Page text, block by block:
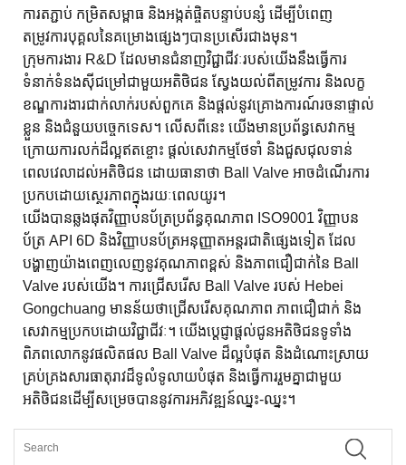
ការតភ្ជាប់ កម្រិតសម្ពាធ និងអង្កត់ផ្ចិតបន្ទាប់បន្សំ ដើម្បីបំពេញ
តម្រូវការបុគ្គលនៃគម្រោងផ្សេងៗបានប្រសើរជាងមុន។
ក្រុមការងារ R&D ដែលមានជំនាញវិជ្ជាជីវៈរបស់យើងនឹងធ្វើការ
ទំនាក់ទំនងស៊ីជម្រៅជាមួយអតិថិជន ស្វែងយល់ពីតម្រូវការ និងលក្ខ
ខណ្ឌការងារជាក់លាក់របស់ពួកគេ និងផ្តល់នូវគ្រោងការណ៍រចនាផ្ទាល់
ខ្លួន និងជំនួយបច្ចេកទេស។ លើសពីនេះ យើងមានប្រព័ន្ធសេវាកម្ម
ក្រោយការលក់ដ៏ល្អឥតខ្ចោះ ផ្តល់សេវាកម្មថែទាំ និងជួសជុលទាន់
ពេលវេលាដល់អតិថិជន ដោយធានាថា Ball Valve អាចដំណើរការ
ប្រកបដោយស្ថេរភាពក្នុងរយៈពេលយូរ។
យើងបានឆ្លងផុតវិញ្ញាបនប័ត្រប្រព័ន្ធគុណភាព ISO9001 វិញ្ញាបន
ប័ត្រ API 6D និងវិញ្ញាបនប័ត្រអនុញ្ញាតអន្តរជាតិផ្សេងទៀត ដែល
បង្ហាញយ៉ាងពេញលេញនូវគុណភាពខ្ពស់ និងភាពជឿជាក់នៃ Ball
Valve របស់យើង។ ការជ្រើសរើស Ball Valve របស់ Hebei
Gongchuang មានន័យថាជ្រើសរើសគុណភាព ភាពជឿជាក់ និង
សេវាកម្មប្រកបដោយវិជ្ជាជីវៈ។ យើងប្តេជ្ញាផ្តល់ជូនអតិថិជនទូទាំង
ពិភពលោកនូវផលិតផល Ball Valve ដ៏ល្អបំផុត និងដំណោះស្រាយ
គ្រប់គ្រងសារធាតុរាវដ៏ទូលំទូលាយបំផុត និងធ្វើការរួមគ្នាជាមួយ
អតិថិជនដើម្បីសម្រេចបាននូវការអភិវឌ្ឍន៍ឈ្នះ-ឈ្នះ។